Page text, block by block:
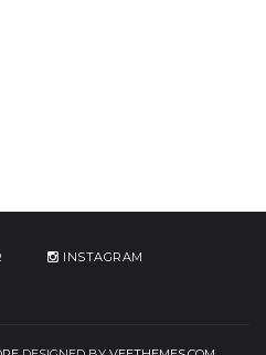
INSTAGRAM